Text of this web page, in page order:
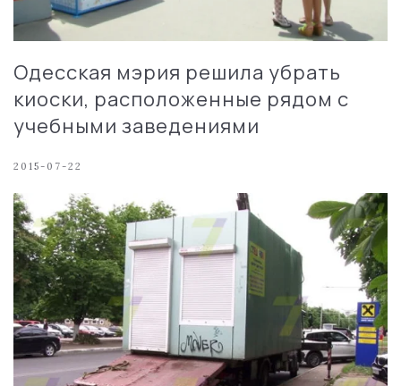
Одесская мэрия решила убрать
киоски, расположенные рядом с
учебными заведениями
2015-07-22